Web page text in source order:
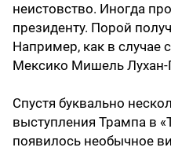
неистовство. Иногда
президенту. Порой
Например, как в случае
Мексико Мишель
Спустя буквально
выступления Трампа в
появилось необычное